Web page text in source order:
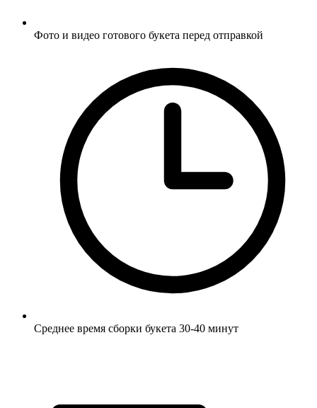
Фото и видео готового букета перед отправкой
Среднее время сборки букета 30-40 минут